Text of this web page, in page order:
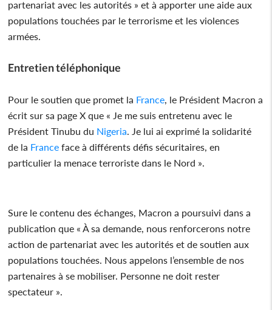
partenariat avec les autorités » et à apporter une aide aux
populations touchées par le terrorisme et les violences
armées.
Entretien téléphonique
Pour le soutien que promet la France, le Président Macron a
écrit sur sa page X que « Je me suis entretenu avec le
Président Tinubu du Nigeria. Je lui ai exprimé la solidarité
de la France face à différents défis sécuritaires, en
particulier la menace terroriste dans le Nord ».
Sure le contenu des échanges, Macron a poursuivi dans a
publication que « À sa demande, nous renforcerons notre
action de partenariat avec les autorités et de soutien aux
populations touchées. Nous appelons l’ensemble de nos
partenaires à se mobiliser. Personne ne doit rester
spectateur ».